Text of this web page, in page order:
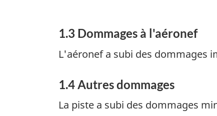
1.3 Dommages à l'aéronef
L'aéronef a subi des dommages
1.4 Autres dommages
La piste a subi des dommages